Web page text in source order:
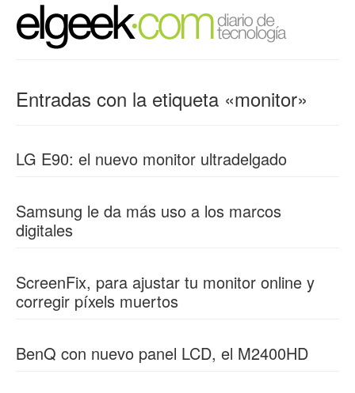
Entradas con la etiqueta «monitor»
LG E90: el nuevo monitor ultradelgado
Samsung le da más uso a los marcos
digitales
ScreenFix, para ajustar tu monitor online y
corregir píxels muertos
BenQ con nuevo panel LCD, el M2400HD